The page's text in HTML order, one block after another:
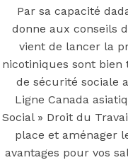
Posted OnMay 20,
Par sa capacité
donne aux conseils
vient de lancer la
nicotiniques sont bien
de sécurité sociale
Ligne Canada
Social » Droit du
place et aménager
avantages pour vos